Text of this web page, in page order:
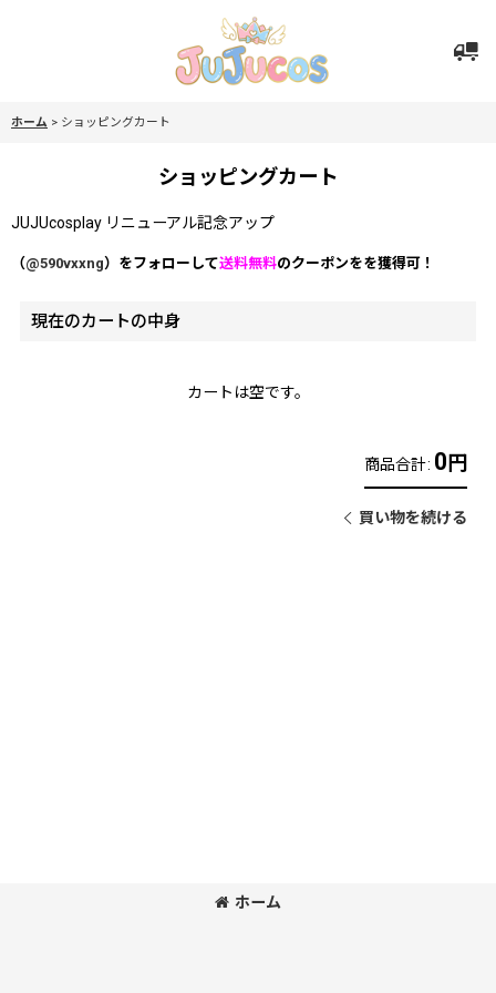
ホーム > ショッピングカート
ショッピングカート
JUJUcosplay リニューアル記念アップ
（@590vxxng）をフォローして送料無料のクーポンをを獲得可！
現在のカートの中身
カートは空です。
商品合計: 0 円
買い物を続ける
ホーム